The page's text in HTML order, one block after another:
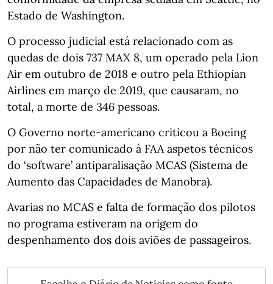
Estado de Washington.
O processo judicial está relacionado com as
quedas de dois 737 MAX 8, um operado pela Lion
Air em outubro de 2018 e outro pela Ethiopian
Airlines em março de 2019, que causaram, no
total, a morte de 346 pessoas.
O Governo norte-americano criticou a Boeing
por não ter comunicado à FAA aspetos técnicos
do ‘software’ antiparalisação MCAS (Sistema de
Aumento das Capacidades de Manobra).
Avarias no MCAS e falta de formação dos pilotos
no programa estiveram na origem do
despenhamento dos dois aviões de passageiros.